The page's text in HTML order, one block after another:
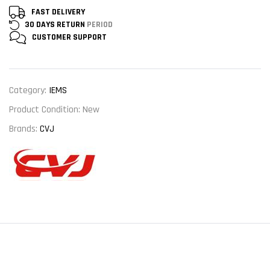
FAST DELIVERY
30 DAYS RETURN PERIOD
CUSTOMER SUPPORT
Category: IEMS
Product Condition: New
Brands: CVJ